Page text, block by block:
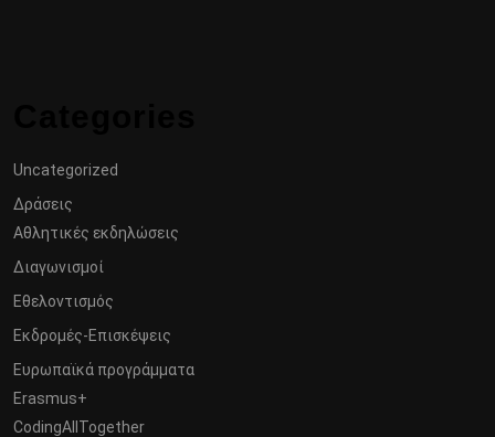
Uncategorized
Δράσεις
Αθλητικές εκδηλώσεις
Διαγωνισμοί
Εθελοντισμός
Εκδρομές-Επισκέψεις
Ευρωπαϊκά προγράμματα
Erasmus+
CodingAllTogether